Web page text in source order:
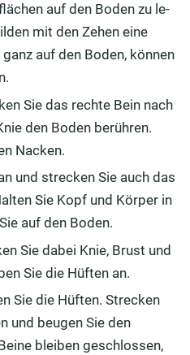
auf den Boden zu le­
mit den Zehen eine
auf den Boden, können
Sie das rechte Bein nach
den Boden berüh­ren.
Nacken.
und strecken Sie auch das
Sie Kopf und Körper in
auf den Boden.
Sie dabei Knie, Brust und
Sie die Hüften an.
Sie die Hüften. Strecken
und beugen Sie den
bleiben geschlossen,